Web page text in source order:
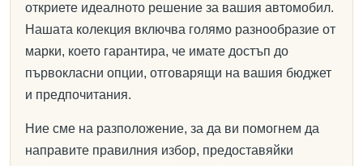
откриете идеалното решение за вашия автомобил.
Нашата колекция включва голямо разнообразие от
марки, което гарантира, че имате достъп до
първокласни опции, отговарящи на вашия бюджет
и предпочитания.
Ние сме на разположение, за да ви помогнем да
направите правилния избор, предоставяйки